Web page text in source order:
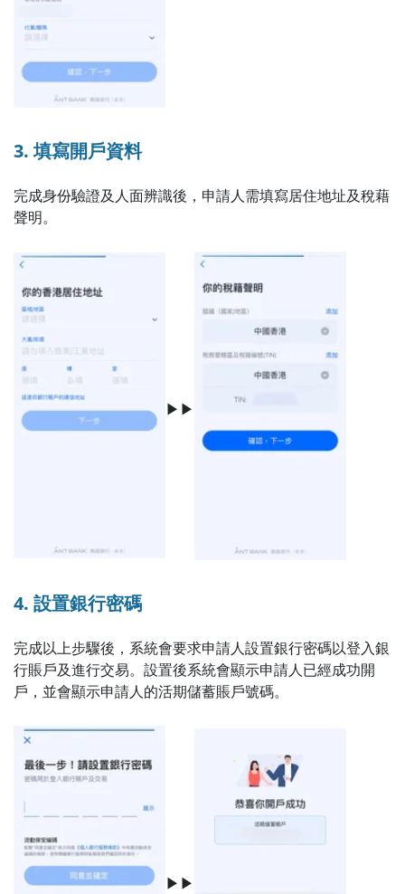
3. 填寫開戶資料
完成身份驗證及人面辨識後，申請人需填寫居住地址及稅藉
聲明。
▶▶
4. 設置銀行密碼
完成以上步驟後，系統會要求申請人設置銀行密碼以登入銀
行賬戶及進行交易。設置後系統會顯示申請人已經成功開
戶，並會顯示申請人的活期儲蓄賬戶號碼。
▶▶